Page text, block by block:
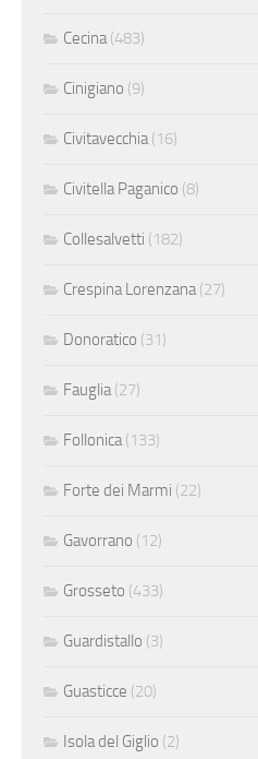
Cecina(483)
Cinigiano (9)
Civitavecchia(16)
Civitella Paganico (8)
Collesalvetti (182)
Crespina Lorenzana(27)
Donoratico (31)
Fauglia(27)
Follonica(133)
Forte dei Marmi (22)
Gavorrano (12)
Grosseto (433)
Guardistallo (3)
Guasticce (20)
Isola del Giglio (2)